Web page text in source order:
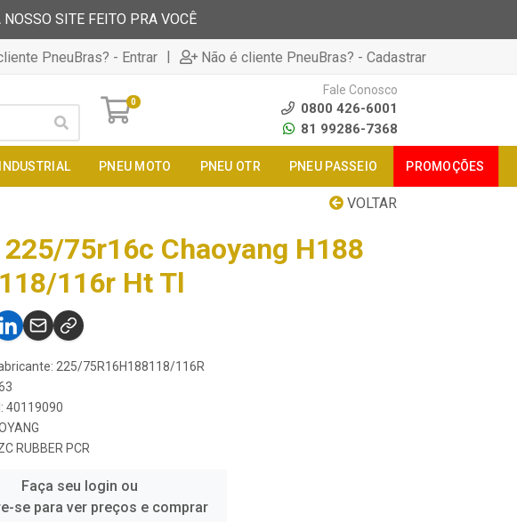
SITE FEITO PRA VOCÊ
PneuBras? - Entrar | Não é cliente PneuBras? - Cadastrar
0
Fale Conosco
0800 426-6001
81 99286-7368
PNEU MOTO PNEU OTR PNEU PASSEIO PROMOÇÕES
VOLTAR
225/75r16c Chaoyang H188
116r Ht Tl
225/75R16H188118/116R
40119090
RUBBER PCR
Faça seu login ou
se para ver preços e comprar